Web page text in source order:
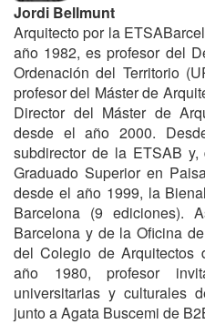
Jordi Bellmunt
Arquitecto por la
año 1982, es profesor del
Ordenación del Territorio
profesor del Máster de
Director del Máster de
desde el año 2000.
subdirector de la ETSAB
Graduado Superior en
desde el año 1999, la
Barcelona (9 ediciones).
Barcelona y de la Oficina
del Colegio de Arquitectos
año 1980, profesor
universitarias y culturales
junto a Agata Buscemi de